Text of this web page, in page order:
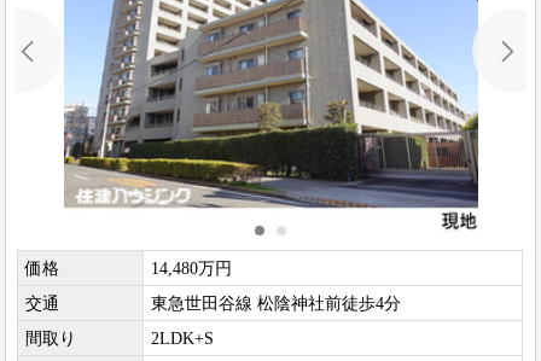
価格
14,480万円
交通
東急世田谷線 松陰神社前徒歩4分
間取り
2LDK+S